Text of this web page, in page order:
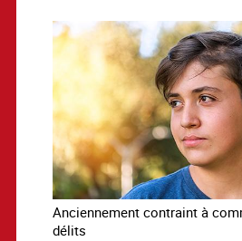
Anciennement contraint à
délits